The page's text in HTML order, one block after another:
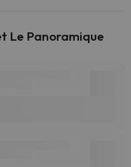
Le Panoramique